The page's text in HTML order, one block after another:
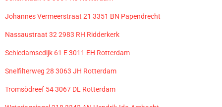
Johannes Vermeerstraat 21 3351 BN Papendrecht
Nassaustraat 32 2983 RH Ridderkerk
Schiedamsedijk 61 E 3011 EH Rotterdam
Snelfilterweg 28 3063 JH Rotterdam
Tromsödreef 54 3067 DL Rotterdam